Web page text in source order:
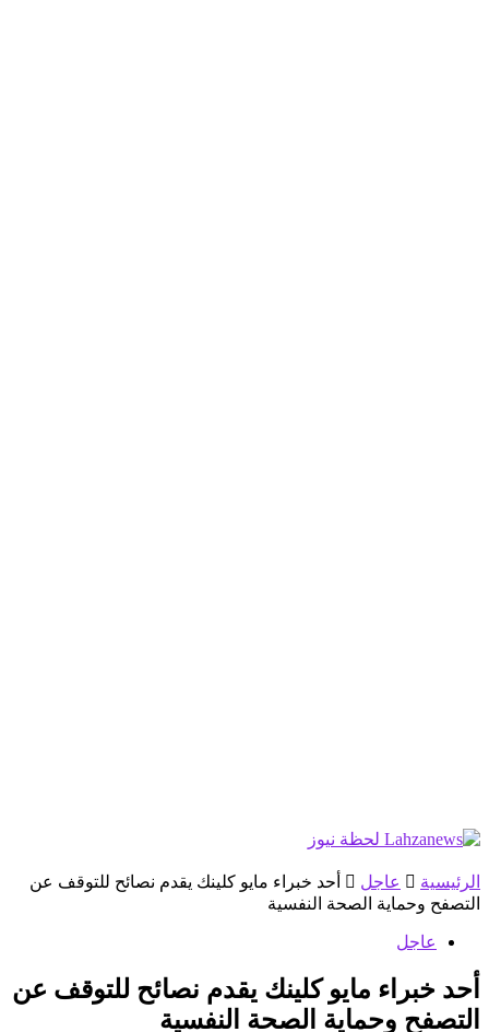
الرئيسية عاجل
أحد خبراء مايو كلينك يقدم نصائح للتوقف عن
التصفح وحماية الصحة النفسية
عاجل
أحد خبراء مايو كلينك يقدم نصائح للتوقف عن
التصفح وحماية الصحة النفسية